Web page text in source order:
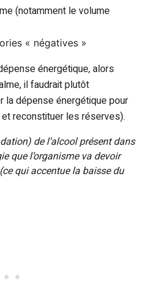
(notamment le volume
« négatives »
énergétique, alors
il faudrait plutôt
la dépense énergétique pour
reconstituer les réserves).
de l’alcool présent dans
que l’organisme va devoir
qui accentue la baisse du